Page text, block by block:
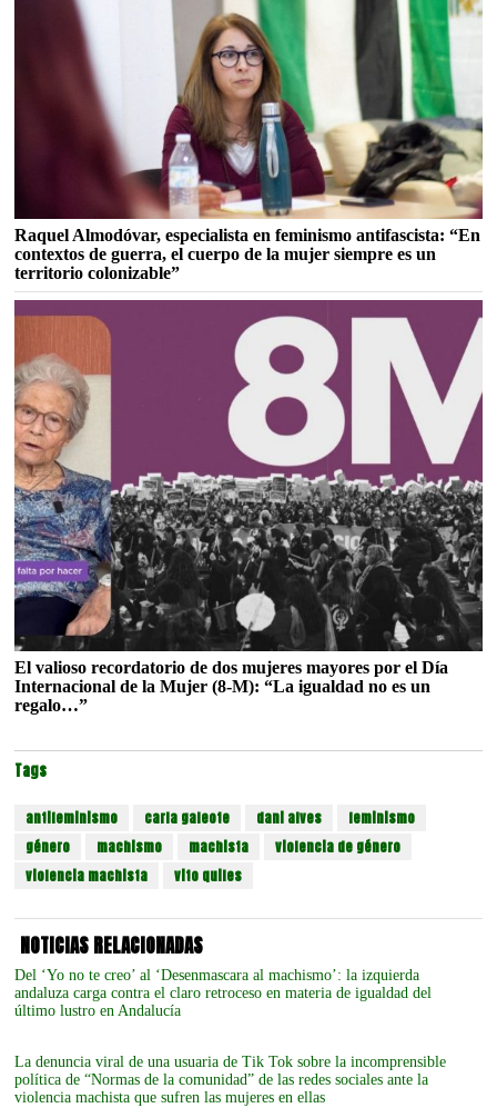
Raquel Almodóvar, especialista en feminismo antifascista: “En
contextos de guerra, el cuerpo de la mujer siempre es un
territorio colonizable”
El valioso recordatorio de dos mujeres mayores por el Día
Internacional de la Mujer (8-M): “La igualdad no es un
regalo…”
Tags
antifeminismo carla galeote dani alves
feminismo
género
machismo machista
violencia de género
violencia machista
vito quiles
NOTICIAS RELACIONADAS
Del ‘Yo no te creo’ al ‘Desenmascara al machismo’: la izquierda
andaluza carga contra el claro retroceso en materia de igualdad del
último lustro en Andalucía
La denuncia viral de una usuaria de Tik Tok sobre la incomprensible
política de “Normas de la comunidad” de las redes sociales ante la
violencia machista que sufren las mujeres en ellas